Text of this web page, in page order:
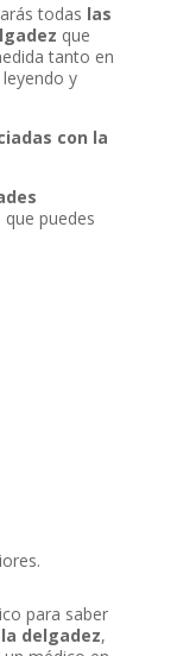
todas las
que
tanto en
y
con la
puedes
para saber
delgadez,